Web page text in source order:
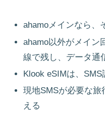
ahamoメインなら、
ahamo以外がメイン
線で残し、データ通
Klook eSIMは、
現地SMSが必要な
える